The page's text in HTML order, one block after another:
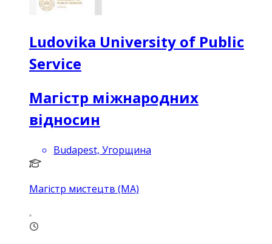
Ludovika University of Public
Service
Магістр міжнародних
відносин
Budapest, Угорщина
Магістр мистецтв (MA)